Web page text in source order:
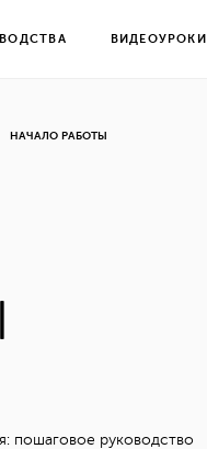
ВИДЕОУРОКИ
НАЧАЛО РАБОТЫ
пошаговое руководство